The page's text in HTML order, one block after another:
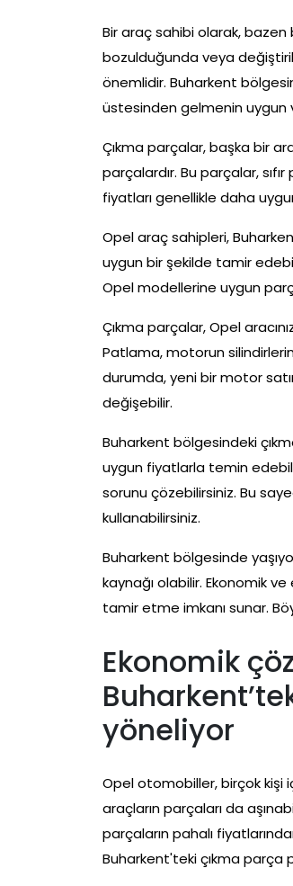
Bir araç sahibi olarak, bazen
bozulduğunda veya
önemlidir. Buharkent
üstesinden gelmenin uygun
Çıkma parçalar, başka bir
parçalardır. Bu parçalar,
fiyatları genellikle daha
Opel araç sahipleri,
uygun bir şekilde tamir
Opel modellerine uygun
Çıkma parçalar, Opel
Patlama, motorun
durumda, yeni bir motor
değişebilir.
Buharkent bölgesindeki
uygun fiyatlarla temin
sorunu çözebilirsiniz. Bu
kullanabilirsiniz.
Buharkent bölgesinde
kaynağı olabilir. Ekonomik
tamir etme imkanı sunar.
Ekonomik
yöneliyor
Opel otomobiller, birçok kişi
araçların parçaları da
parçaların pahalı
Buharkent'teki çıkma parça